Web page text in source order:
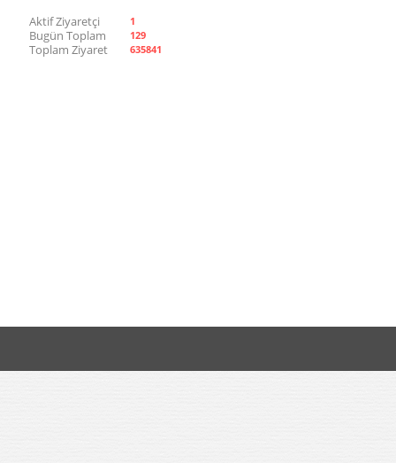
Aktif Ziyaretçi 1
Bugün Toplam 129
Toplam Ziyaret 635841